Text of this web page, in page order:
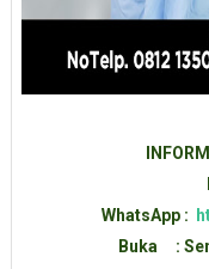
WhatsApp :
Buka :